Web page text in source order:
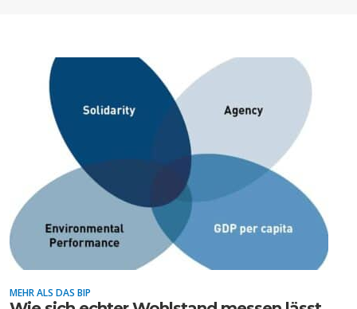
INDUSTRIEPOLITIK
ENERGIE & UMWELT
MEHR ALS DAS BIP